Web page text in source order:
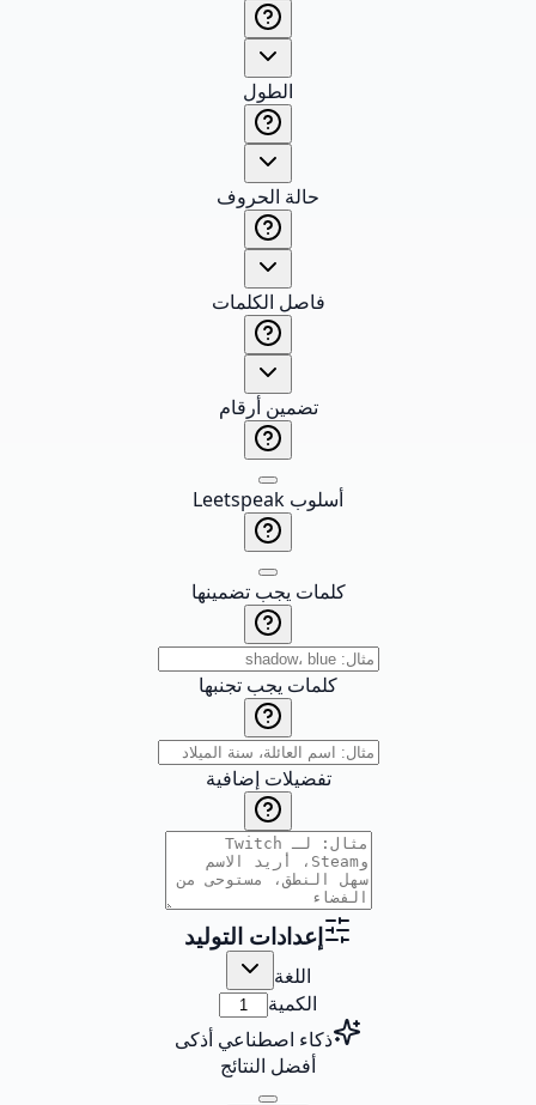
الطول
حالة الحروف
فاصل الكلمات
تضمين أرقام
أسلوب Leetspeak
كلمات يجب تضمينها
كلمات يجب تجنبها
تفضيلات إضافية
إعدادات التوليد
اللغة
الكمية
ذكاء اصطناعي أذكى
أفضل النتائج